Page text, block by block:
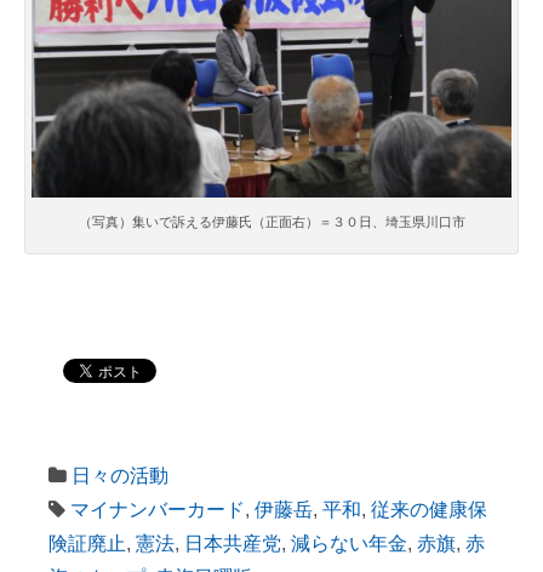
（写真）集いで訴える伊藤氏（正面右）＝３０日、埼玉県川口市
日々の活動
マイナンバーカード, 伊藤岳, 平和, 従来の健康保
険証廃止, 憲法, 日本共産党, 減らない年金, 赤旗, 赤